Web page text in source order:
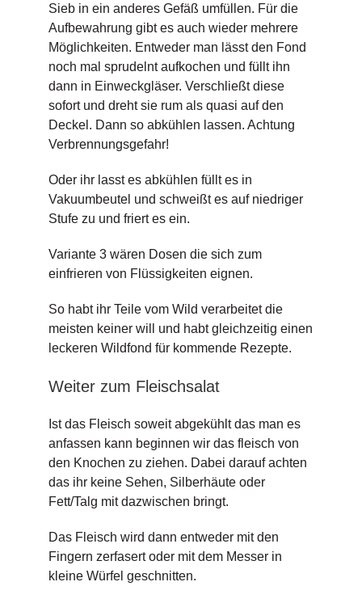
Sieb in ein anderes Gefäß umfüllen. Für die
Aufbewahrung gibt es auch wieder mehrere
Möglichkeiten. Entweder man lässt den Fond
noch mal sprudelnt aufkochen und füllt ihn
dann in Einweckgläser. Verschließt diese
sofort und dreht sie rum als quasi auf den
Deckel. Dann so abkühlen lassen. Achtung
Verbrennungsgefahr!
Oder ihr lasst es abkühlen füllt es in
Vakuumbeutel und schweißt es auf niedriger
Stufe zu und friert es ein.
Variante 3 wären Dosen die sich zum
einfrieren von Flüssigkeiten eignen.
So habt ihr Teile vom Wild verarbeitet die
meisten keiner will und habt gleichzeitig einen
leckeren Wildfond für kommende Rezepte.
Weiter zum Fleischsalat
Ist das Fleisch soweit abgekühlt das man es
anfassen kann beginnen wir das fleisch von
den Knochen zu ziehen. Dabei darauf achten
das ihr keine Sehen, Silberhäute oder
Fett/Talg mit dazwischen bringt.
Das Fleisch wird dann entweder mit den
Fingern zerfasert oder mit dem Messer in
kleine Würfel geschnitten.